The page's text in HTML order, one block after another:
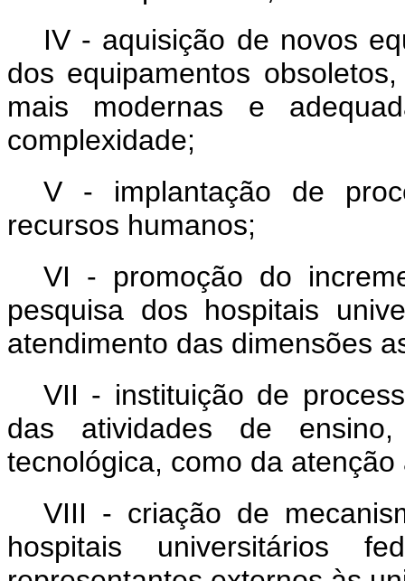
IV - aquisição de novos
dos equipamentos
mais modernas e
complexidade;
V - implantação de
recursos humanos;
VI - promoção do
pesquisa dos hospitais
atendimento das dimensões
VII - instituição de
das atividades de
tecnológica, como da
VIII - criação de
hospitais universitários